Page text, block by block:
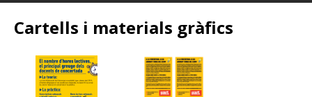
Cartells i materials gràfics